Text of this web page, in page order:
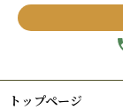
トップページ